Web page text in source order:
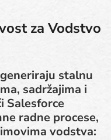
za Vodstvo
stalnu
sadržajima i
Salesforce
radne procese,
vodstva: